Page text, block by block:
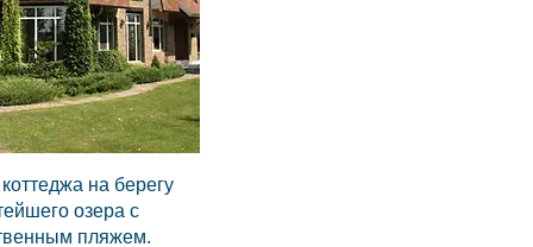
на берегу
озера с
пляжем.